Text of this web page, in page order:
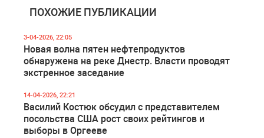
ПОХОЖИЕ ПУБЛИКАЦИИ
3-04-2026, 22:05
Новая волна пятен нефтепродуктов
обнаружена на реке Днестр. Власти проводят
экстренное заседание
14-04-2026, 22:21
Василий Костюк обсудил с представителем
посольства США рост своих рейтингов и
выборы в Оргееве